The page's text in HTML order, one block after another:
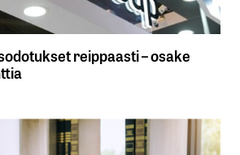
reippaasti – osake